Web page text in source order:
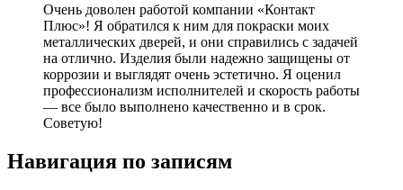
Очень доволен работой компании «Контакт
Плюс»! Я обратился к ним для покраски моих
металлических дверей, и они справились с задачей
на отлично. Изделия были надежно защищены от
коррозии и выглядят очень эстетично. Я оценил
профессионализм исполнителей и скорость работы
— все было выполнено качественно и в срок.
Советую!
Навигация по записям